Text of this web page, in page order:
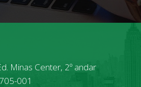
Minas Center, 2º andar
001